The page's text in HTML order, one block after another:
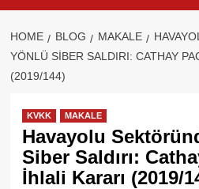
HOME BLOG MAKALE
YÖNLÜ SIBER SALDIRI: CATHAY
(2019/144)
KVKK MAKALE
Havayolu
Siber Saldırı:
İhlali Kararı (2019/